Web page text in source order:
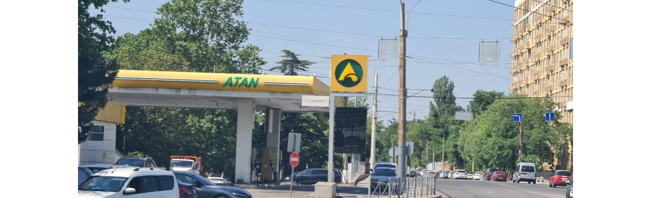
КРЫМ.НЕПОКОРЕННЫЙ
УКРАИНСКАЯ ПРОБЛЕМА КРЫМА